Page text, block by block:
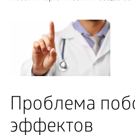
Проблема
эффектов